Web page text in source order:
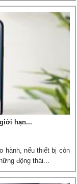
hạn...
hành, nếu thiết bị còn
động thái...